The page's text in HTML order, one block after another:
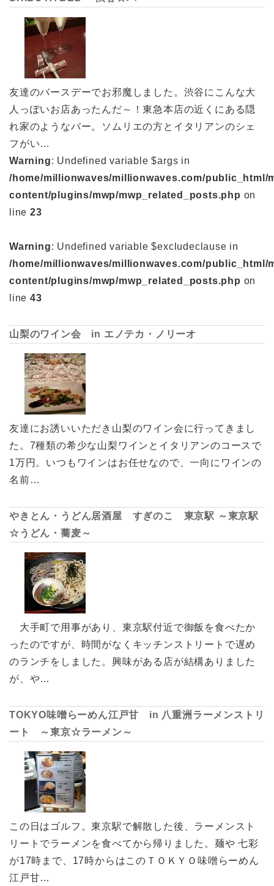
友達のバースデーでお邪魔しました。渋谷にこんな大
人っぽいお店あったんだ～！東急本店の近くにある隠
れ家のようなバー。ソムリエの方とイタリアンのシェ
フがい…
Warning: Undefined variable $args in
/home/millionwaves/millionwaves.com/public_html/
content/plugins/mwp/mwp_related_posts.php on
line 23
Warning: Undefined variable $excludeclause in
/home/millionwaves/millionwaves.com/public_html/
content/plugins/mwp/mwp_related_posts.php on
line 43
山梨のワイン会 in エノテカ・ノリーオ
友達にお誘いいただき山梨のワイン会に行ってきまし
た。7種類の希少な山梨ワインとイタリアンのコースで
1万円。いつもワインはお任せなので、一向にワインの
名前…
やきとん・うどん居酒屋 すぎのこ 東京駅 ～東京駅
☆うどん・蕎麦～
大手町で用事があり、東京駅付近で御飯を食べたか
ったのですが、時間がなくキッチンストリートで遅め
のランチをしました。興味がある店が結構ありました
が、や…
TOKYO味噌らーめん江戸甘 in 八重洲ラーメンストリ
ート ～東京☆ラーメン～
この日はゴルフ。東京駅で解散した後、ラーメンスト
リートでラーメンを食べてから帰りました。麺や 七彩
が17時まで、17時からはこのＴＯＫＹＯ味噌らーめん
江戸甘…